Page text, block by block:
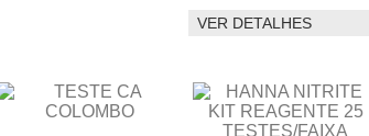
VER DETALHES